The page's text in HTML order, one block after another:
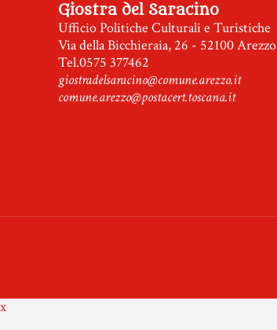
Giostra del Saracino
Ufficio Politiche Culturali e Turistiche
Via della Bicchieraia, 26 - 52100 Arezzo
Tel.0575 377462
giostradelsaracino@comune.arezzo.it
comune.arezzo@postacert.toscana.it
x